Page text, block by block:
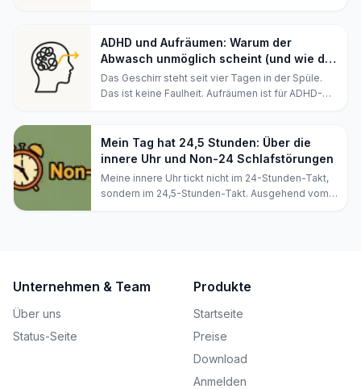
nicht spüren kann, plus 7 Strategien, die wirklich
funktionieren.
ADHD und Aufräumen: Warum der
Abwasch unmöglich scheint (und wie du
anfängst)
Das Geschirr steht seit vier Tagen in der Spüle.
Das ist keine Faulheit. Aufräumen ist für ADHD-
Bewegung bringen.
Mein Tag hat 24,5 Stunden: Über die
innere Uhr und Non-24 Schlafstörungen
Meine innere Uhr tickt nicht im 24-Stunden-Takt,
sondern im 24,5-Stunden-Takt. Ausgehend vom
anzukämpfen.
Unternehmen & Team
Über uns
Status-Seite
Produkte
Startseite
Preise
Download
Anmelden